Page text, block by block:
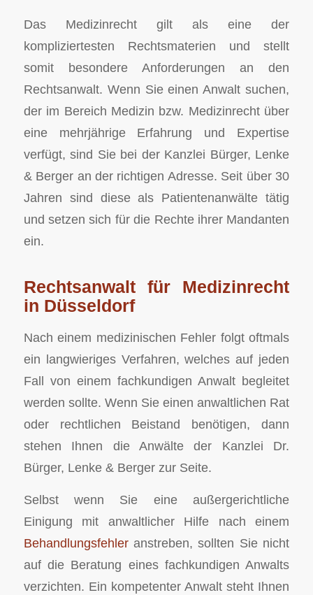
Das Medizinrecht gilt als eine der
kompliziertesten Rechtsmaterien und stellt
somit besondere Anforderungen an den
Rechtsanwalt. Wenn Sie einen Anwalt suchen,
der im Bereich Medizin bzw. Medizinrecht über
eine mehrjährige Erfahrung und Expertise
verfügt, sind Sie bei der Kanzlei Bürger, Lenke
& Berger an der richtigen Adresse. Seit über 30
Jahren sind diese als Patientenanwälte tätig
und setzen sich für die Rechte ihrer Mandanten
ein.
Rechtsanwalt für Medizinrecht
in Düsseldorf
Nach einem medizinischen Fehler folgt oftmals
ein langwieriges Verfahren, welches auf jeden
Fall von einem fachkundigen Anwalt begleitet
werden sollte. Wenn Sie einen anwaltlichen Rat
oder rechtlichen Beistand benötigen, dann
stehen Ihnen die Anwälte der Kanzlei Dr.
Bürger, Lenke & Berger zur Seite.
Selbst wenn Sie eine außergerichtliche
Einigung mit anwaltlicher Hilfe nach einem
Behandlungsfehleranstreben, sollten Sie nicht
auf die Beratung eines fachkundigen Anwalts
verzichten. Ein kompetenter Anwalt steht Ihnen